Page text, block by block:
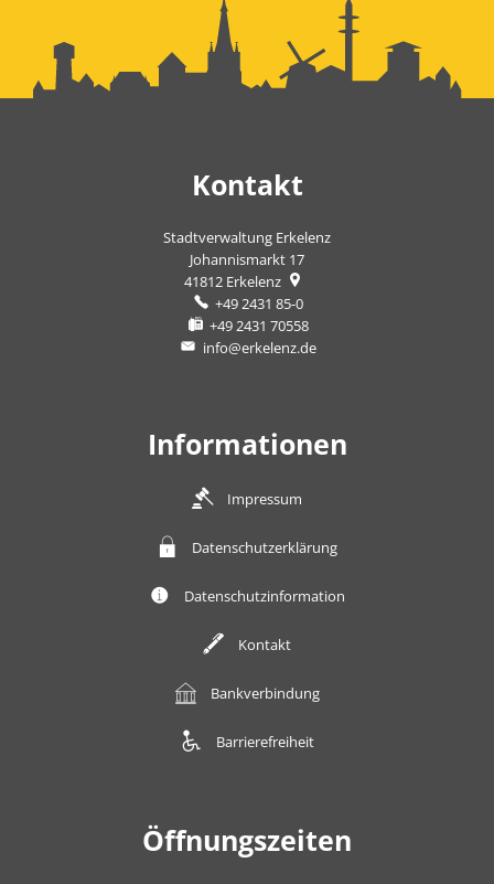
Kontakt
Stadtverwaltung Erkelenz
Johannismarkt 17
41812 Erkelenz
+49 2431 85-0
+49 2431 70558
info@erkelenz.de
Informationen
Impressum
Datenschutzerklärung
Datenschutzinformation
Kontakt
Bankverbindung
Barrierefreiheit
Öffnungszeiten